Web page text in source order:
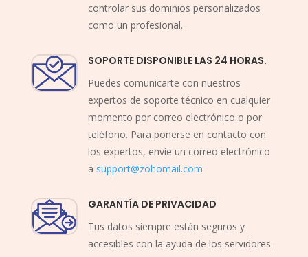
controlar sus dominios personalizados
como un profesional.
SOPORTE DISPONIBLE LAS 24 HORAS.
Puedes comunicarte con nuestros
expertos de soporte técnico en cualquier
momento por correo electrónico o por
teléfono. Para ponerse en contacto con
los expertos, envíe un correo electrónico
a support@zohomail.com
GARANTÍA DE PRIVACIDAD
Tus datos siempre están seguros y
accesibles con la ayuda de los servidores